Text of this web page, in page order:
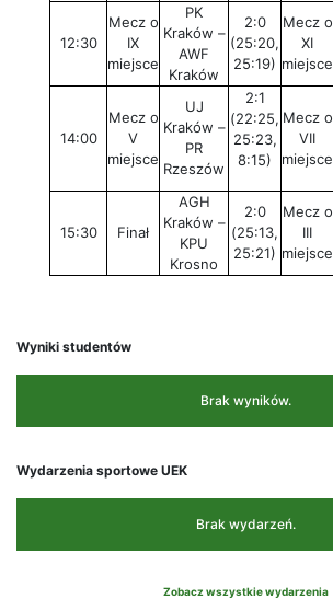
12:30
Mecz o
IX
miejsce
PK
Kraków –
AWF
Kraków
2:0
(25:20,
25:19)
Mecz o
XI
miejsce
14:00
Mecz o
V
miejsce
UJ
Kraków –
PR
Rzeszów
2:1
(22:25,
25:23,
8:15)
Mecz o
VII
miejsce
15:30 Finał
AGH
Kraków –
KPU
Krosno
2:0
(25:13,
25:21)
Mecz o
III
miejsce
Wyniki studentów
Brak wyników.
Wydarzenia sportowe UEK
Brak wydarzeń.
Zobacz wszystkie wydarzenia